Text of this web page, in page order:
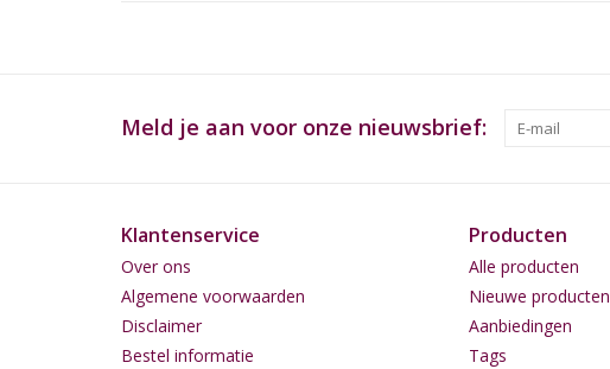
Meld je aan voor onze nieuwsbrief:
Klantenservice
Over ons
Algemene voorwaarden
Disclaimer
Bestel informatie
Producten
Alle producten
Nieuwe producten
Aanbiedingen
Tags